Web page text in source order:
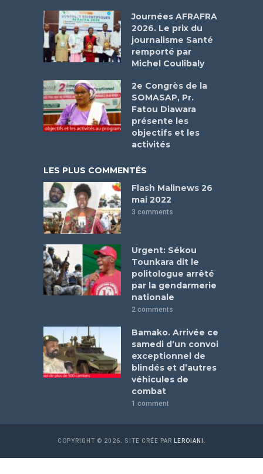
Journées AFRAFRA
2026. Le prix du
journalisme Santé
remporté par
Michel Coulibaly
2e Congrès de la
SOMASAP, Pr.
Fatou Diawara
présente les
objectifs et les
activités
LES PLUS COMMENTÉS
Flash Malinews 26
mai 2022
3 comments
Urgent: Sékou
Tounkara dit le
politologue arrêté
par la gendarmerie
nationale
2 comments
Bamako. Arrivée ce
samedi d’un convoi
exceptionnel de
blindés et d’autres
véhicules de
combat
1 comment
COPYRIGHT © 2026. SITE CRÉE PAR LEROIANI